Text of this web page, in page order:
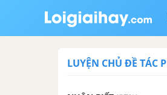
LUYỆN CHỦ ĐỀ TÁC